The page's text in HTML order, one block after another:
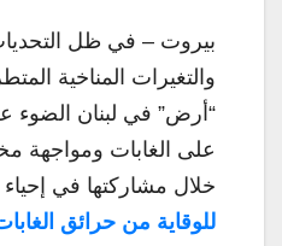
بيروت – في ظل التحديات
والتغيرات المناخية
“أرض” في لبنان الضوء
على الغابات ومواجهة
خلال مشاركتها في إحياء
للوقاية من حرائق الغابات